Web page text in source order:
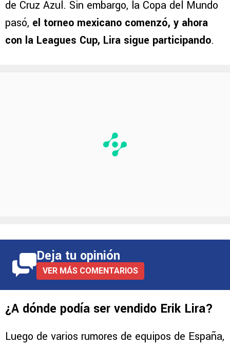
de Cruz Azul. Sin embargo, la Copa del Mundo
pasó, el torneo mexicano comenzó, y ahora
con la Leagues Cup, Lira sigue participando.
Deja tu opinión
VER MÁS COMENTARIOS
¿A dónde podía ser vendido Erik Lira?
Luego de varios rumores de equipos de España,